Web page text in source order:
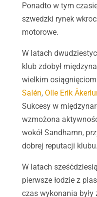
Ponadto w tym
szwedzki rynek
motorowe.
W latach
klub zdobył
wielkim
Salén, Olle Erik
Sukcesy w
wzmożona
wokół Sandhamn,
dobrej reputacji klubu.
W latach
pierwsze łodzie z
czas wykonania